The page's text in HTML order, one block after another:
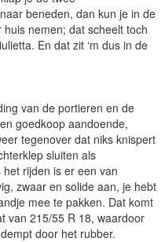
beneden, dan kun je in de
nemen; dat scheelt toch
En dat zit ‘m dus in de
van de portieren en de
goedkoop aandoende,
tegenover dat niks knispert
sluiten als
rijden is er een van
zwaar en solide aan, je hebt
mee te pakken. Dat komt
van 215/55 R 18, waardoor
door het rubber.